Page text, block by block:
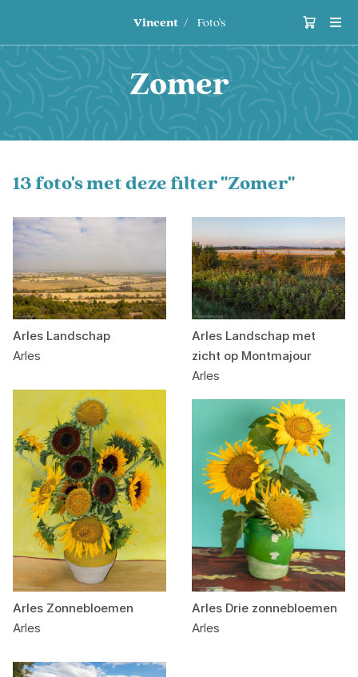
Vincent Foto's
Zomer
13 foto's met deze filter "Zomer"
Arles Landschap
Arles
Arles Landschap met
zicht op Montmajour
Arles
Arles Zonnebloemen
Arles
Arles Drie zonnebloemen
Arles